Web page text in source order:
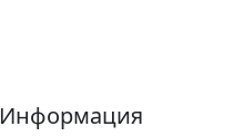
Информация